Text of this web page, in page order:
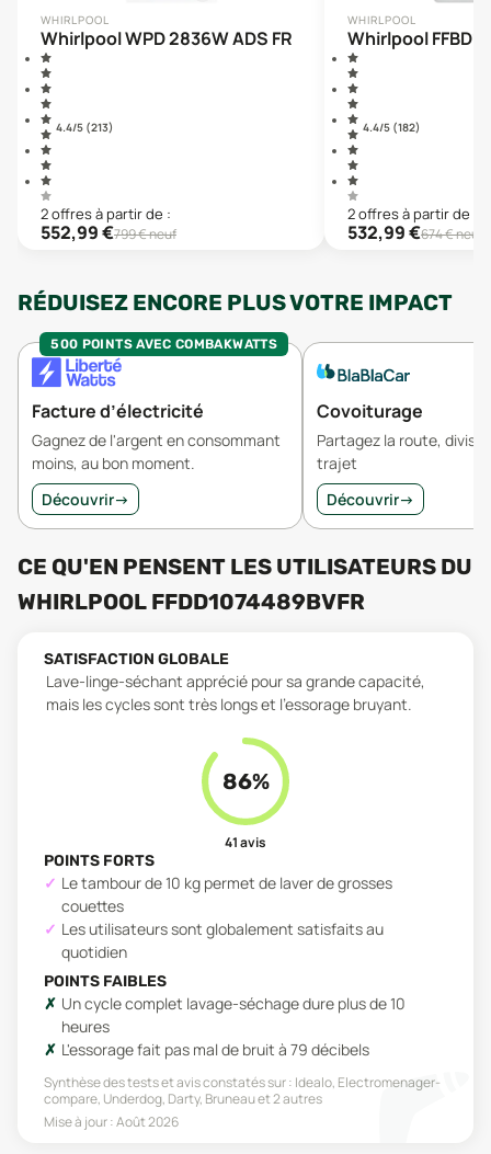
WHIRLPOOL
Whirlpool WPD 2836W ADS FR
4.4/5 (213)
2offresà partir de :
552,99€799€ neuf
WHIRLPOOL
Whirlpool
4.4/5 (182)
2offresà partir de :
532,99€674€ neuf
RÉDUISEZ ENCORE PLUS VOTRE IMPACT
500 POINTS AVEC COMBAKWATTS
Facture d’électricité
Gagnez de l'argent en consommant
moins, au bon moment.
Découvrir→
Covoiturage
Partagez la route,
trajet
Découvrir→
CE QU'EN PENSENT LES UTILISATEURS DU
WHIRLPOOL FFDD1074489BVFR
SATISFACTION GLOBALE
Lave-linge-séchant apprécié pour sa grande capacité,
mais les cycles sont très longs et l'essorage bruyant.
86%
41avis
POINTS FORTS
Le tambour de 10 kg permet de laver de grosses
couettes
Les utilisateurs sont globalement satisfaits au
quotidien
POINTS FAIBLES
Un cycle complet lavage-séchage dure plus de 10
heures
L'essorage fait pas mal de bruit à 79 décibels
Synthèse des tests et avis constatés sur : Idealo, Electromenager-
compare, Underdog, Darty, Bruneauet 2 autres
Mise à jour :Août 2026